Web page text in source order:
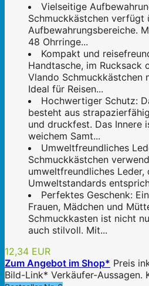
Vielseitige
Schmuckkästchen verfügt
Aufbewahrungsbereiche.
48 Ohrringe...
Kompakt und
Handtasche, im Rucksack
Vlando Schmuckkästchen
Ideal für Reisen...
Hochwertiger Schutz:
besteht aus
und druckfest. Das Innere
weichem Samt...
Umweltfreundliches
Schmuckkästchen
umweltfreundliches Leder,
Umweltstandards
Perfektes Geschenk:
Frauen, Mädchen und
Schmuckkasten ist nicht
auch stilvoll. Mit...
12,34 EUR
Zum Angebot im Shop* Preis
Bild-Link* Verkäufer-Aussagen.